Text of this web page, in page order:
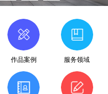
作品案例 服务领域